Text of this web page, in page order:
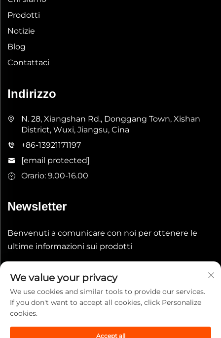
Prodotti
Notizie
Blog
Contattaci
Indirizzo
N. 28, Xiangshan Rd., Donggang Town, Xishan
District, Wuxi, Jiangsu, Cina
+86-13921171197
[email protected]
Orario: 9.00-16.00
Newsletter
Benvenuti a comunicare con noi per ottenere le
ultime informazioni sui prodotti
We value your privacy
We use cookies and similar tools to provide our services.
If you don't want to accept all cookies, click Personalize
cookies.
Accept all